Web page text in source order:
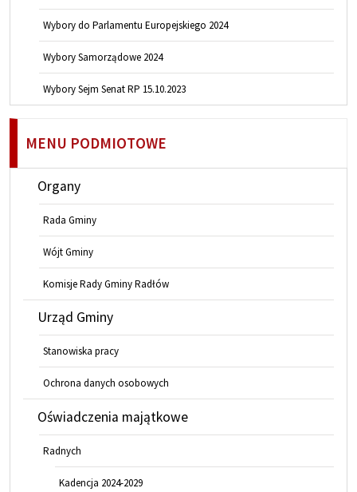
Wybory do Parlamentu Europejskiego 2024
Wybory Samorządowe 2024
Wybory Sejm Senat RP 15.10.2023
MENU PODMIOTOWE
Organy
Rada Gminy
Wójt Gminy
Komisje Rady Gminy Radłów
Urząd Gminy
Stanowiska pracy
Ochrona danych osobowych
Oświadczenia majątkowe
Radnych
Kadencja 2024-2029